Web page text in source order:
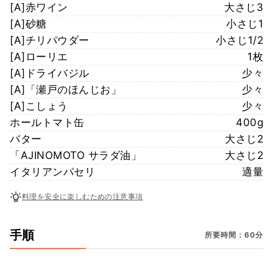
[A]赤ワイン
大さじ3
[A]砂糖
小さじ1
[A]チリパウダー
小さじ1/2
[A]ローリエ
1枚
[A]ドライバジル
少々
[A]「瀬戸のほんじお」
少々
[A]こしょう
少々
ホールトマト缶
400g
バター
大さじ2
「AJINOMOTO サラダ油」
大さじ2
イタリアンパセリ
適量
料理を安全に楽しむための注意事項
手順 所要時間：60分